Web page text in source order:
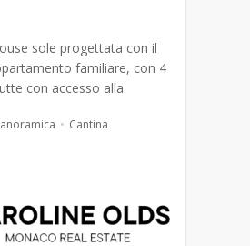
sole progettata con il
familiare, con 4
con accesso alla
Cantina